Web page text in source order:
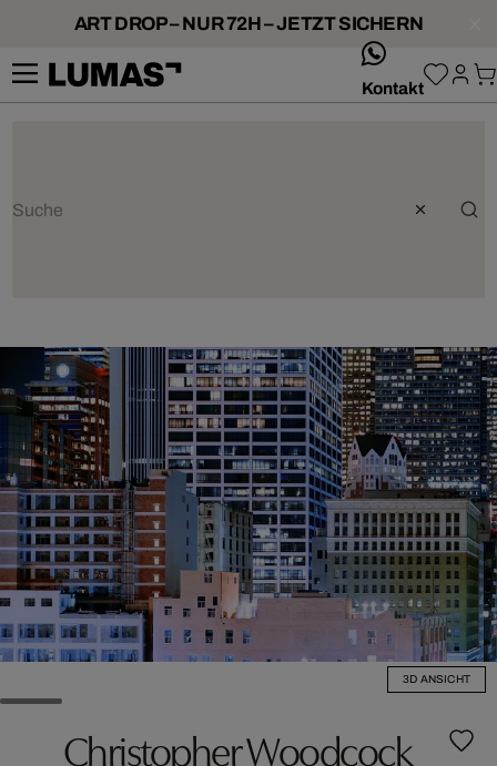
ART DROP – NUR 72H – JETZT SICHERN
Kontakt
3D ANSICHT
Christopher Woodcock